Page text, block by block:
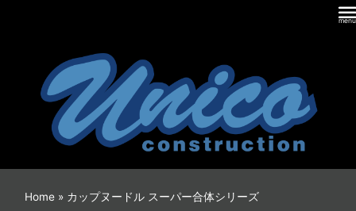
Home » カップヌードル スーパー合体シリーズ